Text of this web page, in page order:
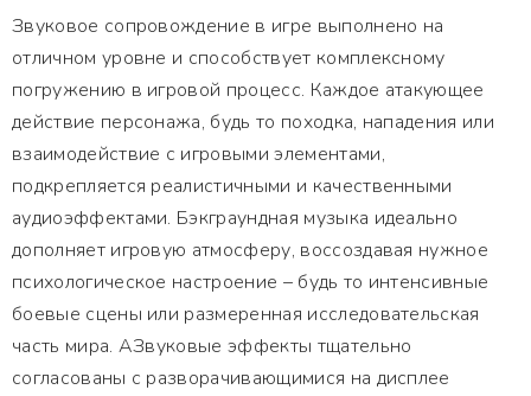
Звуковое сопровождение в игре выполнено на
отличном уровне и способствует комплексному
погружению в игровой процесс. Каждое атакующее
действие персонажа, будь то походка, нападения или
взаимодействие с игровыми элементами,
подкрепляется реалистичными и качественными
аудиоэффектами. Бэкграундная музыка идеально
дополняет игровую атмосферу, воссоздавая нужное
психологическое настроение – будь то интенсивные
боевые сцены или размеренная исследовательская
часть мира. АЗвуковые эффекты тщательно
согласованы с разворачивающимися на дисплее